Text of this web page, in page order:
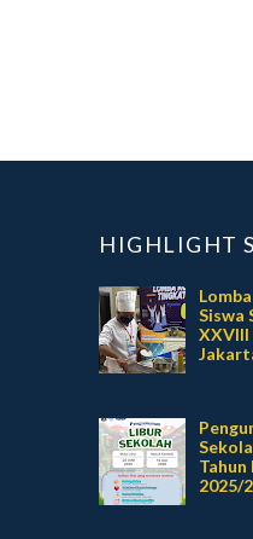
HIGHLIGHT
Siswa
Tahun
2025/